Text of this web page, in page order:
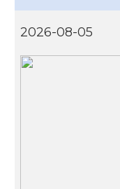
2026-08-05